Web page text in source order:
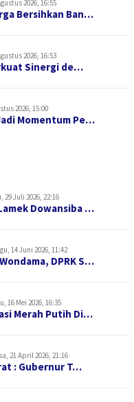
2026, 16:55
Bersihkan Ban…
2026, 16:53
Sinergi de…
2026, 15:00
Momentum Pe…
29 Juli 2026, 22:16
Dowansiba …
14 Juni 2026, 11:42
DPRK S…
16 Mei 2026, 16:35
Merah Putih Di…
21 April 2026, 21:16
: Gubernur T…